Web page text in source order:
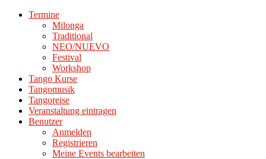
Termine
Milonga
Traditional
NEO/NUEVO
Festival
Workshop
Tango Kurse
Tangomusik
Tangoreise
Veranstaltung eintragen
Benutzer
Anmelden
Registrieren
Meine Events bearbeiten